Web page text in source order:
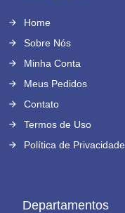
Home
Sobre Nós
Minha Conta
Meus Pedidos
Contato
Termos de Uso
Política de Privacidade
Departamentos